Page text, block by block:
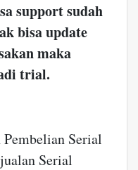
support sudah
bisa update
maka
trial.
Serial
Serial